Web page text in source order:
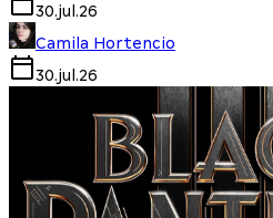
30.jul.26
Camila Hortencio
30.jul.26